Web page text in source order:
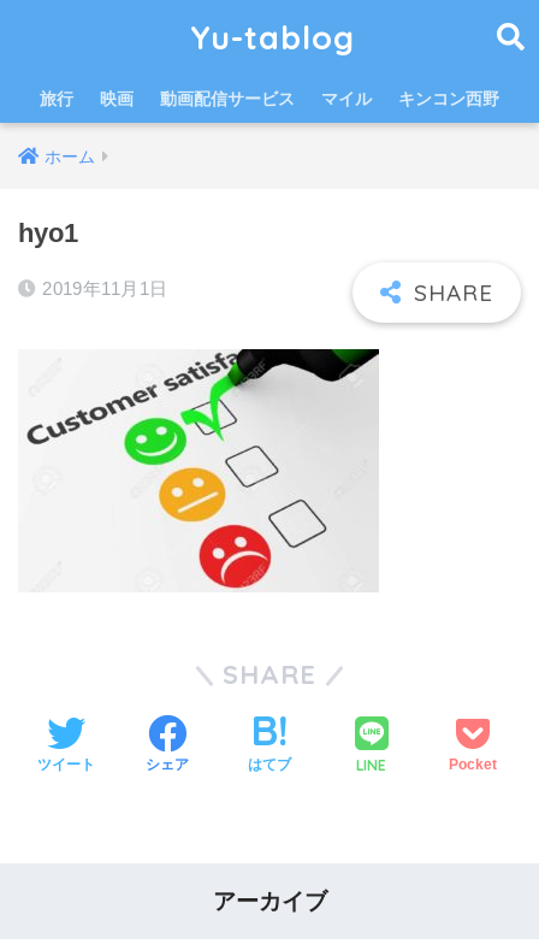
Yu-tablog
旅行 映画 動画配信サービス マイル キンコン西野
ホーム
hyo1
2019年11月1日
SHARE
ツイート シェア はてブ LINE Pocket
アーカイブ